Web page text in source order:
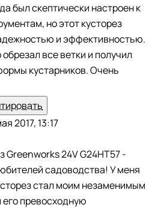
был скептически настроен к
но этот кусторез
и эффективностью.
все ветки и получил
кустарников. Очень
2017, 13:17
Greenworks 24V G24HT57 -
садоводства! У меня
стал моим незаменимым
превосходную